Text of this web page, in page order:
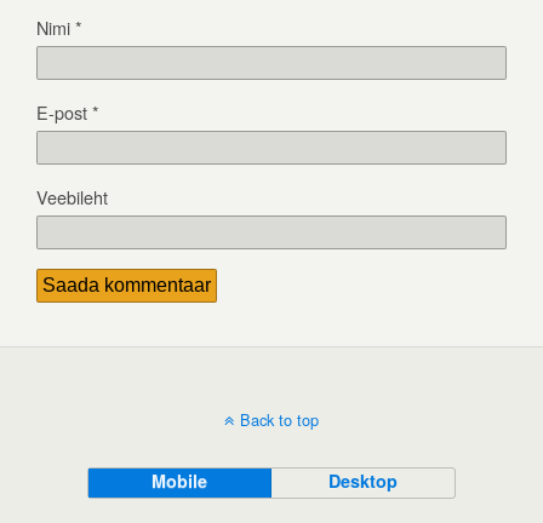
Nimi*
E-post*
Veebileht
Back to top
Mobile Desktop